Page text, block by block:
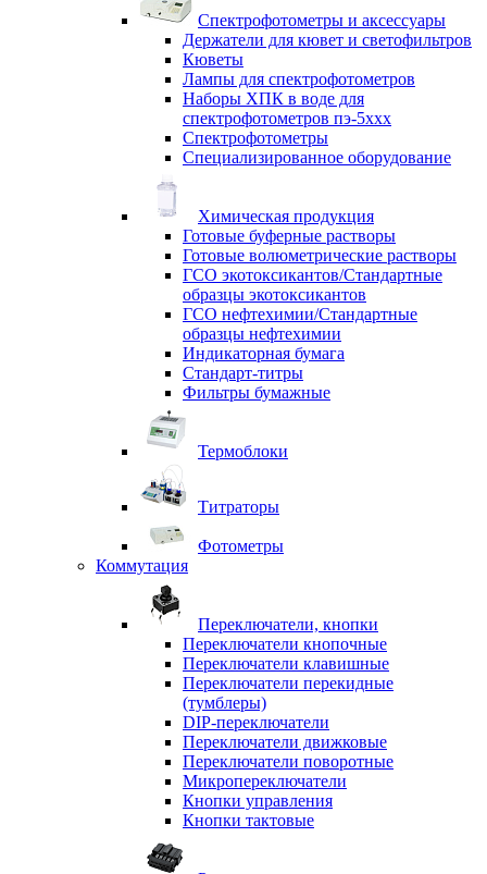
Спектрофотометры и аксессуары
Держатели для кювет и светофильтров
Кюветы
Лампы для спектрофотометров
Наборы ХПК в воде для
спектрофотометров пэ-5ххх
Спектрофотометры
Специализированное оборудование
Химическая продукция
Готовые буферные растворы
Готовые волюметрические растворы
ГСО экотоксикантов/Стандартные
образцы экотоксикантов
ГСО нефтехимии/Стандартные
образцы нефтехимии
Индикаторная бумага
Стандарт-титры
Фильтры бумажные
Термоблоки
Титраторы
Фотометры
Коммутация
Переключатели, кнопки
Переключатели кнопочные
Переключатели клавишные
Переключатели перекидные
(тумблеры)
DIP-переключатели
Переключатели движковые
Переключатели поворотные
Микропереключатели
Кнопки управления
Кнопки тактовые